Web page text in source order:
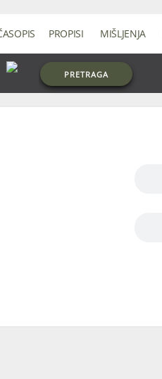
PRETRAGA
PROPISI MIŠLJENJA